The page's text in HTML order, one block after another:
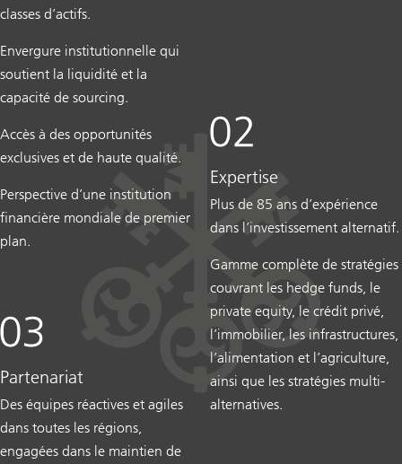
classes d’actifs.
Envergure institutionnelle qui
soutient la liquidité et la
capacité de sourcing.
Accès à des opportunités
exclusives et de haute qualité.
Perspective d’une institution
financière mondiale de premier
plan.
Expertise
Plus de 85 ans d’expérience
dans l’investissement alternatif.
Gamme complète de stratégies
couvrant les hedge funds, le
private equity, le crédit privé,
l’immobilier, les infrastructures,
l’alimentation et l’agriculture,
ainsi que les stratégies multi-
alternatives.
Partenariat
Des équipes réactives et agiles
dans toutes les régions,
engagées dans le maintien de